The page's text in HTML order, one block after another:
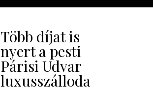
Több díjat is
nyert a pesti
Párisi Udvar
luxusszálloda